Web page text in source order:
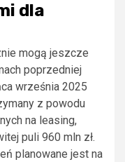
dla
mogą jeszcze
poprzedniej
września 2025
z powodu
na leasing,
puli 960 mln zł.
planowane jest na